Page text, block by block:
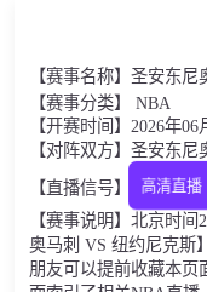
【赛事名称】圣安东
【赛事分类】 NBA
【开赛时间】2026年06
【对阵双方】圣安东
【直播信号】
高清直播
【赛事说明】北京时
奥马刺 VS 纽约尼克斯
朋友可以提前收藏本页